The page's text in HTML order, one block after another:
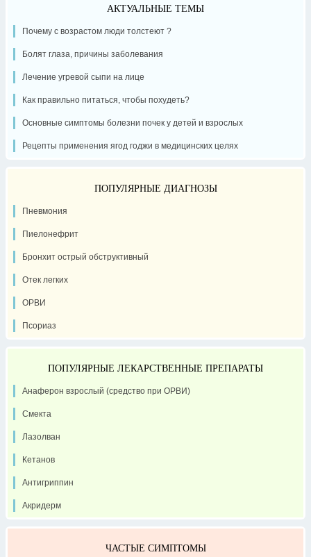
АКТУАЛЬНЫЕ ТЕМЫ
Почему с возрастом люди толстеют ?
Болят глаза, причины заболевания
Лечение угревой сыпи на лице
Как правильно питаться, чтобы похудеть?
Основные симптомы болезни почек у детей и взрослых
Рецепты применения ягод годжи в медицинских целях
ПОПУЛЯРНЫЕ ДИАГНОЗЫ
Пневмония
Пиелонефрит
Бронхит острый обструктивный
Отек легких
ОРВИ
Псориаз
ПОПУЛЯРНЫЕ ЛЕКАРСТВЕННЫЕ ПРЕПАРАТЫ
Анаферон взрослый (средство при ОРВИ)
Смекта
Лазолван
Кетанов
Антигриппин
Акридерм
ЧАСТЫЕ СИМПТОМЫ